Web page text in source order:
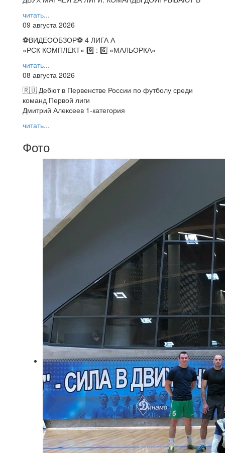
читать...
09 августа 2026
⚽️ВИДЕООБЗОР⚽️ 4 ЛИГА А
«РСК КОМПЛЕКТ» 9️⃣ : 6️⃣ «МАЛЬОРКА»
читать...
08 августа 2026
🇷🇺 Дебют в Первенстве России по футболу среди
команд Первой лиги
Дмитрий Алексеев 1-категория
читать...
Фото